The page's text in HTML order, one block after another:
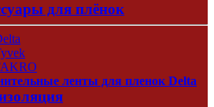
для плёнок
ленты для пленок Delta